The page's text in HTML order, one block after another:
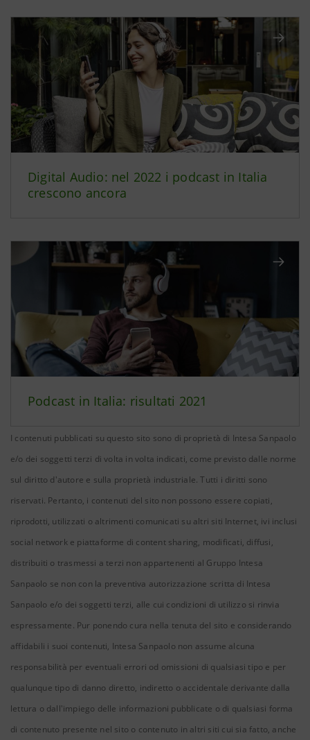
Digital Audio: nel 2022 i podcast in Italia
crescono ancora
Podcast in Italia: risultati 2021
I contenuti pubblicati su questo sito sono di proprietà di Intesa Sanpaolo
e/o dei soggetti terzi di volta in volta indicati, come previsto dalle norme
sul diritto d'autore e sulla proprietà industriale. Tutti i diritti sono
riservati. Pertanto, i contenuti del sito non possono essere copiati,
riprodotti, utilizzati o altrimenti comunicati su altri siti Internet, ivi inclusi
social network e piattaforme di content sharing, modificati, diffusi,
distribuiti o trasmessi a terzi non appartenenti al Gruppo Intesa
Sanpaolo se non con la preventiva autorizzazione scritta di Intesa
Sanpaolo e/o dei soggetti terzi, alle cui condizioni di utilizzo si rinvia
espressamente. Pur ponendo cura nella tenuta del sito e considerando
affidabili i suoi contenuti, Intesa Sanpaolo non assume alcuna
responsabilità per eventuali errori od omissioni di qualsiasi tipo e per
qualunque tipo di danno diretto, indiretto o accidentale derivante dalla
lettura o dall'impiego delle informazioni pubblicate o di qualsiasi forma
di contenuto presente nel sito o contenuto in altri siti cui sia fatto, anche